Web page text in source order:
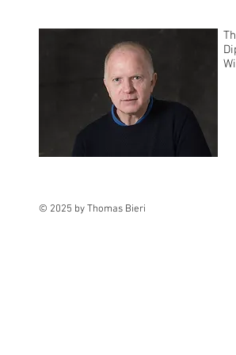
© 2025 by Thomas Bieri